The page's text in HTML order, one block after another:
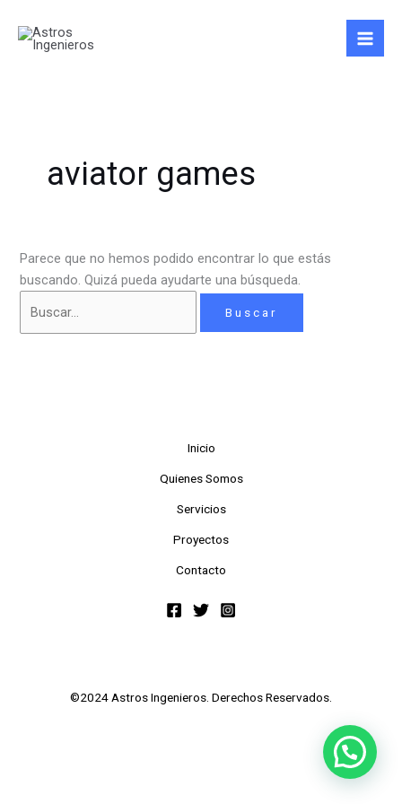
contenido
aviator games
Parece que no hemos podido encontrar lo que estás
buscando. Quizá pueda ayudarte una búsqueda.
por:
Inicio
Quienes Somos
Servicios
Proyectos
Contacto
©2024 Astros Ingenieros. Derechos Reservados.